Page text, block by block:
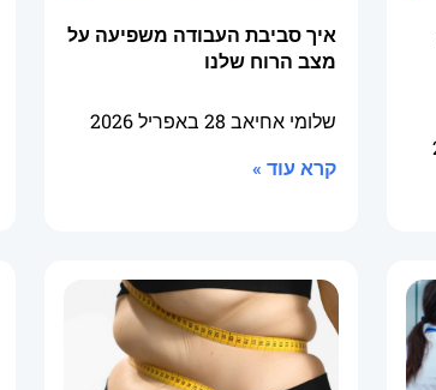
איך סביבת העבודה משפיעה על
מצב הרוח שלנו
שלומי אחיאב 28 באפריל 2026
קרא עוד »